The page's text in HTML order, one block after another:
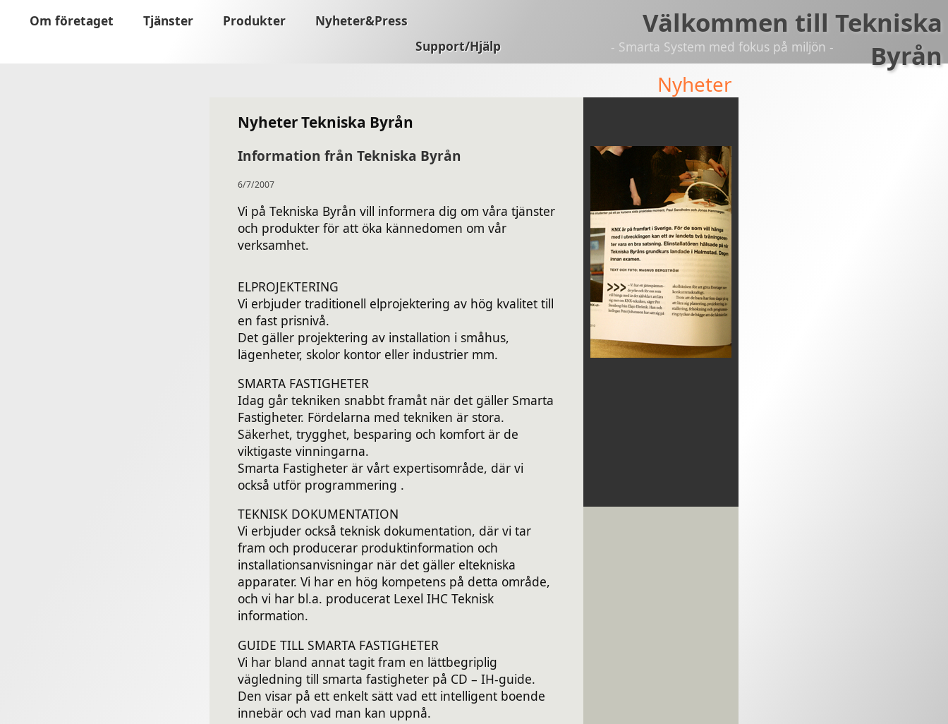
Välkommen till Tekniska
Byrån
Om företaget Tjänster Produkter
Nyheter&Press
Support/Hjälp
- Smarta System med fokus på miljön -
Nyheter
Nyheter Tekniska Byrån
Information från Tekniska Byrån
6/7/2007
Vi på Tekniska Byrån vill informera dig om våra tjänster
och produkter för att öka kännedomen om vår
verksamhet.
ELPROJEKTERING
Vi erbjuder traditionell elprojektering av hög kvalitet till
en fast prisnivå.
Det gäller projektering av installation i småhus,
lägenheter, skolor kontor eller industrier mm.
SMARTA FASTIGHETER
Idag går tekniken snabbt framåt när det gäller Smarta
Fastigheter. Fördelarna med tekniken är stora.
Säkerhet, trygghet, besparing och komfort är de
viktigaste vinningarna.
Smarta Fastigheter är vårt expertisområde, där vi
också utför programmering .
TEKNISK DOKUMENTATION
Vi erbjuder också teknisk dokumentation, där vi tar
fram och producerar produktinformation och
installationsanvisningar när det gäller eltekniska
apparater. Vi har en hög kompetens på detta område,
och vi har bl.a. producerat Lexel IHC Teknisk
information.
GUIDE TILL SMARTA FASTIGHETER
Vi har bland annat tagit fram en lättbegriplig
vägledning till smarta fastigheter på CD – IH-guide.
Den visar på ett enkelt sätt vad ett intelligent boende
innebär och vad man kan uppnå.